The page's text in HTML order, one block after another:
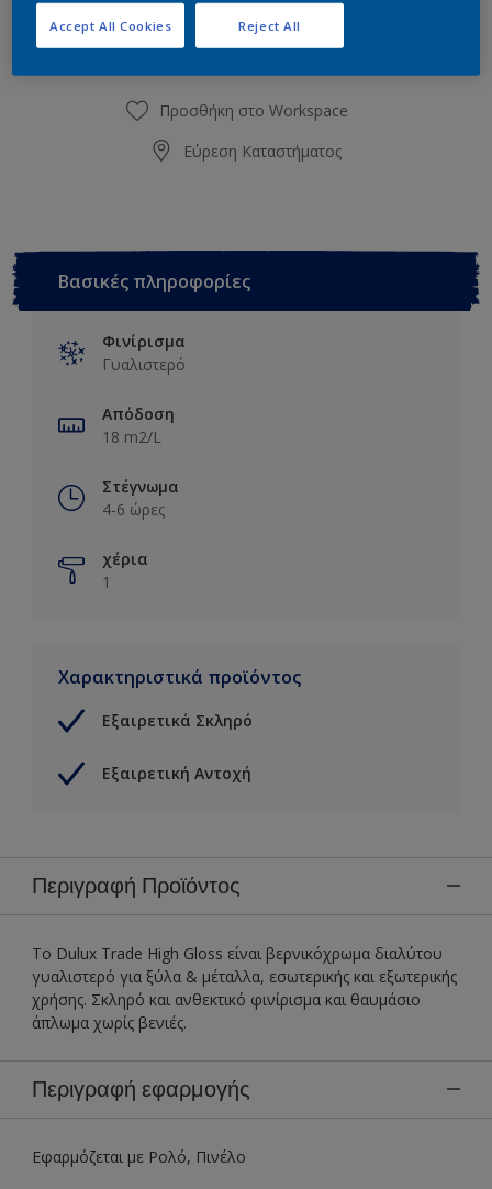
Ποσότητα Υπολογισμός χρώματος
Υπολογισμός
Προσθήκη στο Workspace
Εύρεση Καταστήματος
Βασικές πληροφορίες
Φινίρισμα
Γυαλιστερό
Απόδοση
18 m2/L
Στέγνωμα
4-6 ώρες
χέρια
1
Χαρακτηριστικά προϊόντος
Εξαιρετικά Σκληρό
Εξαιρετική Αντοχή
Περιγραφή Προϊόντος
Το Dulux Trade High Gloss είναι βερνικόχρωμα διαλύτου
γυαλιστερό για ξύλα & μέταλλα, εσωτερικής και εξωτερικής
χρήσης. Σκληρό και ανθεκτικό φινίρισμα και θαυμάσιο
άπλωμα χωρίς βενιές.
Περιγραφή εφαρμογής
Εφαρμόζεται με Ρολό, Πινέλο
Reject All
Accept All Cookies